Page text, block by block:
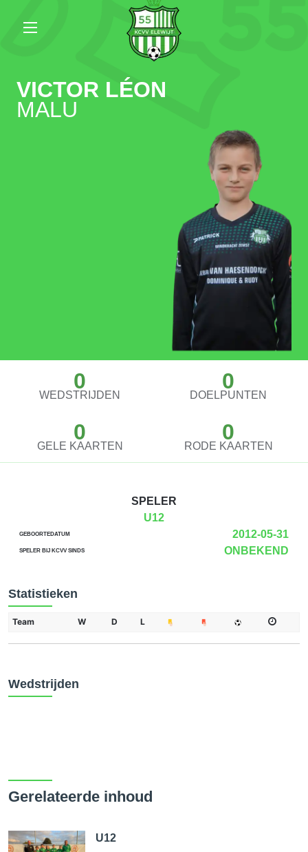
VICTOR LÉON
MALU
0
WEDSTRIJDEN
0
DOELPUNTEN
0
GELE KAARTEN
0
RODE KAARTEN
GEBOORTEDATUM 2012-05-31
SPELER
U12
SPELER BIJ KCVV SINDS ONBEKEND
Statistieken
Team W D L
Wedstrijden
Gerelateerde inhoud
U12